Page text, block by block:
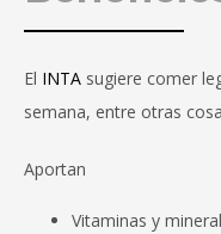
El INTA sugiere comer
semana, entre otras
Aportan
Vitaminas y